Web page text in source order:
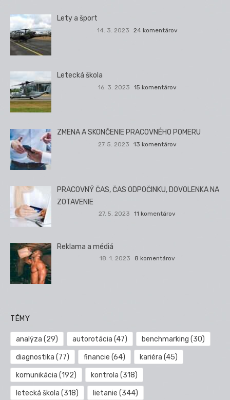
Lety a šport
14. 3. 2023 24 komentárov
Letecká škola
16. 3. 2023 15 komentárov
ZMENA A SKONČENIE PRACOVNÉHO POMERU
27. 5. 2023 13 komentárov
PRACOVNÝ ČAS, ČAS ODPOČINKU, DOVOLENKA NA
ZOTAVENIE
27. 5. 2023 11 komentárov
Reklama a médiá
18. 1. 2023 8 komentárov
TÉMY
analýza (29) autorotácia (47) benchmarking (30)
diagnostika (77) financie (64) kariéra (45)
komunikácia (192) kontrola (318)
letecká škola (318) lietanie (344)